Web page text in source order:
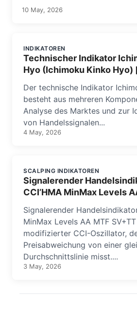
10 May, 2026
INDIKATOREN
Technischer Indikator
Hyo (Ichimoku Kinko
Der technische Indikator
besteht aus mehreren
Analyse des Marktes und zur
von Handelssignalen...
4 May, 2026
SCALPING INDIKATOREN
Signalerender
CCI’HMA MinMax Levels
Signalerender
MinMax Levels AA MTF
modifizierter CCI-Oszillator,
Preisabweichung von einer
Durchschnittslinie misst....
3 May, 2026